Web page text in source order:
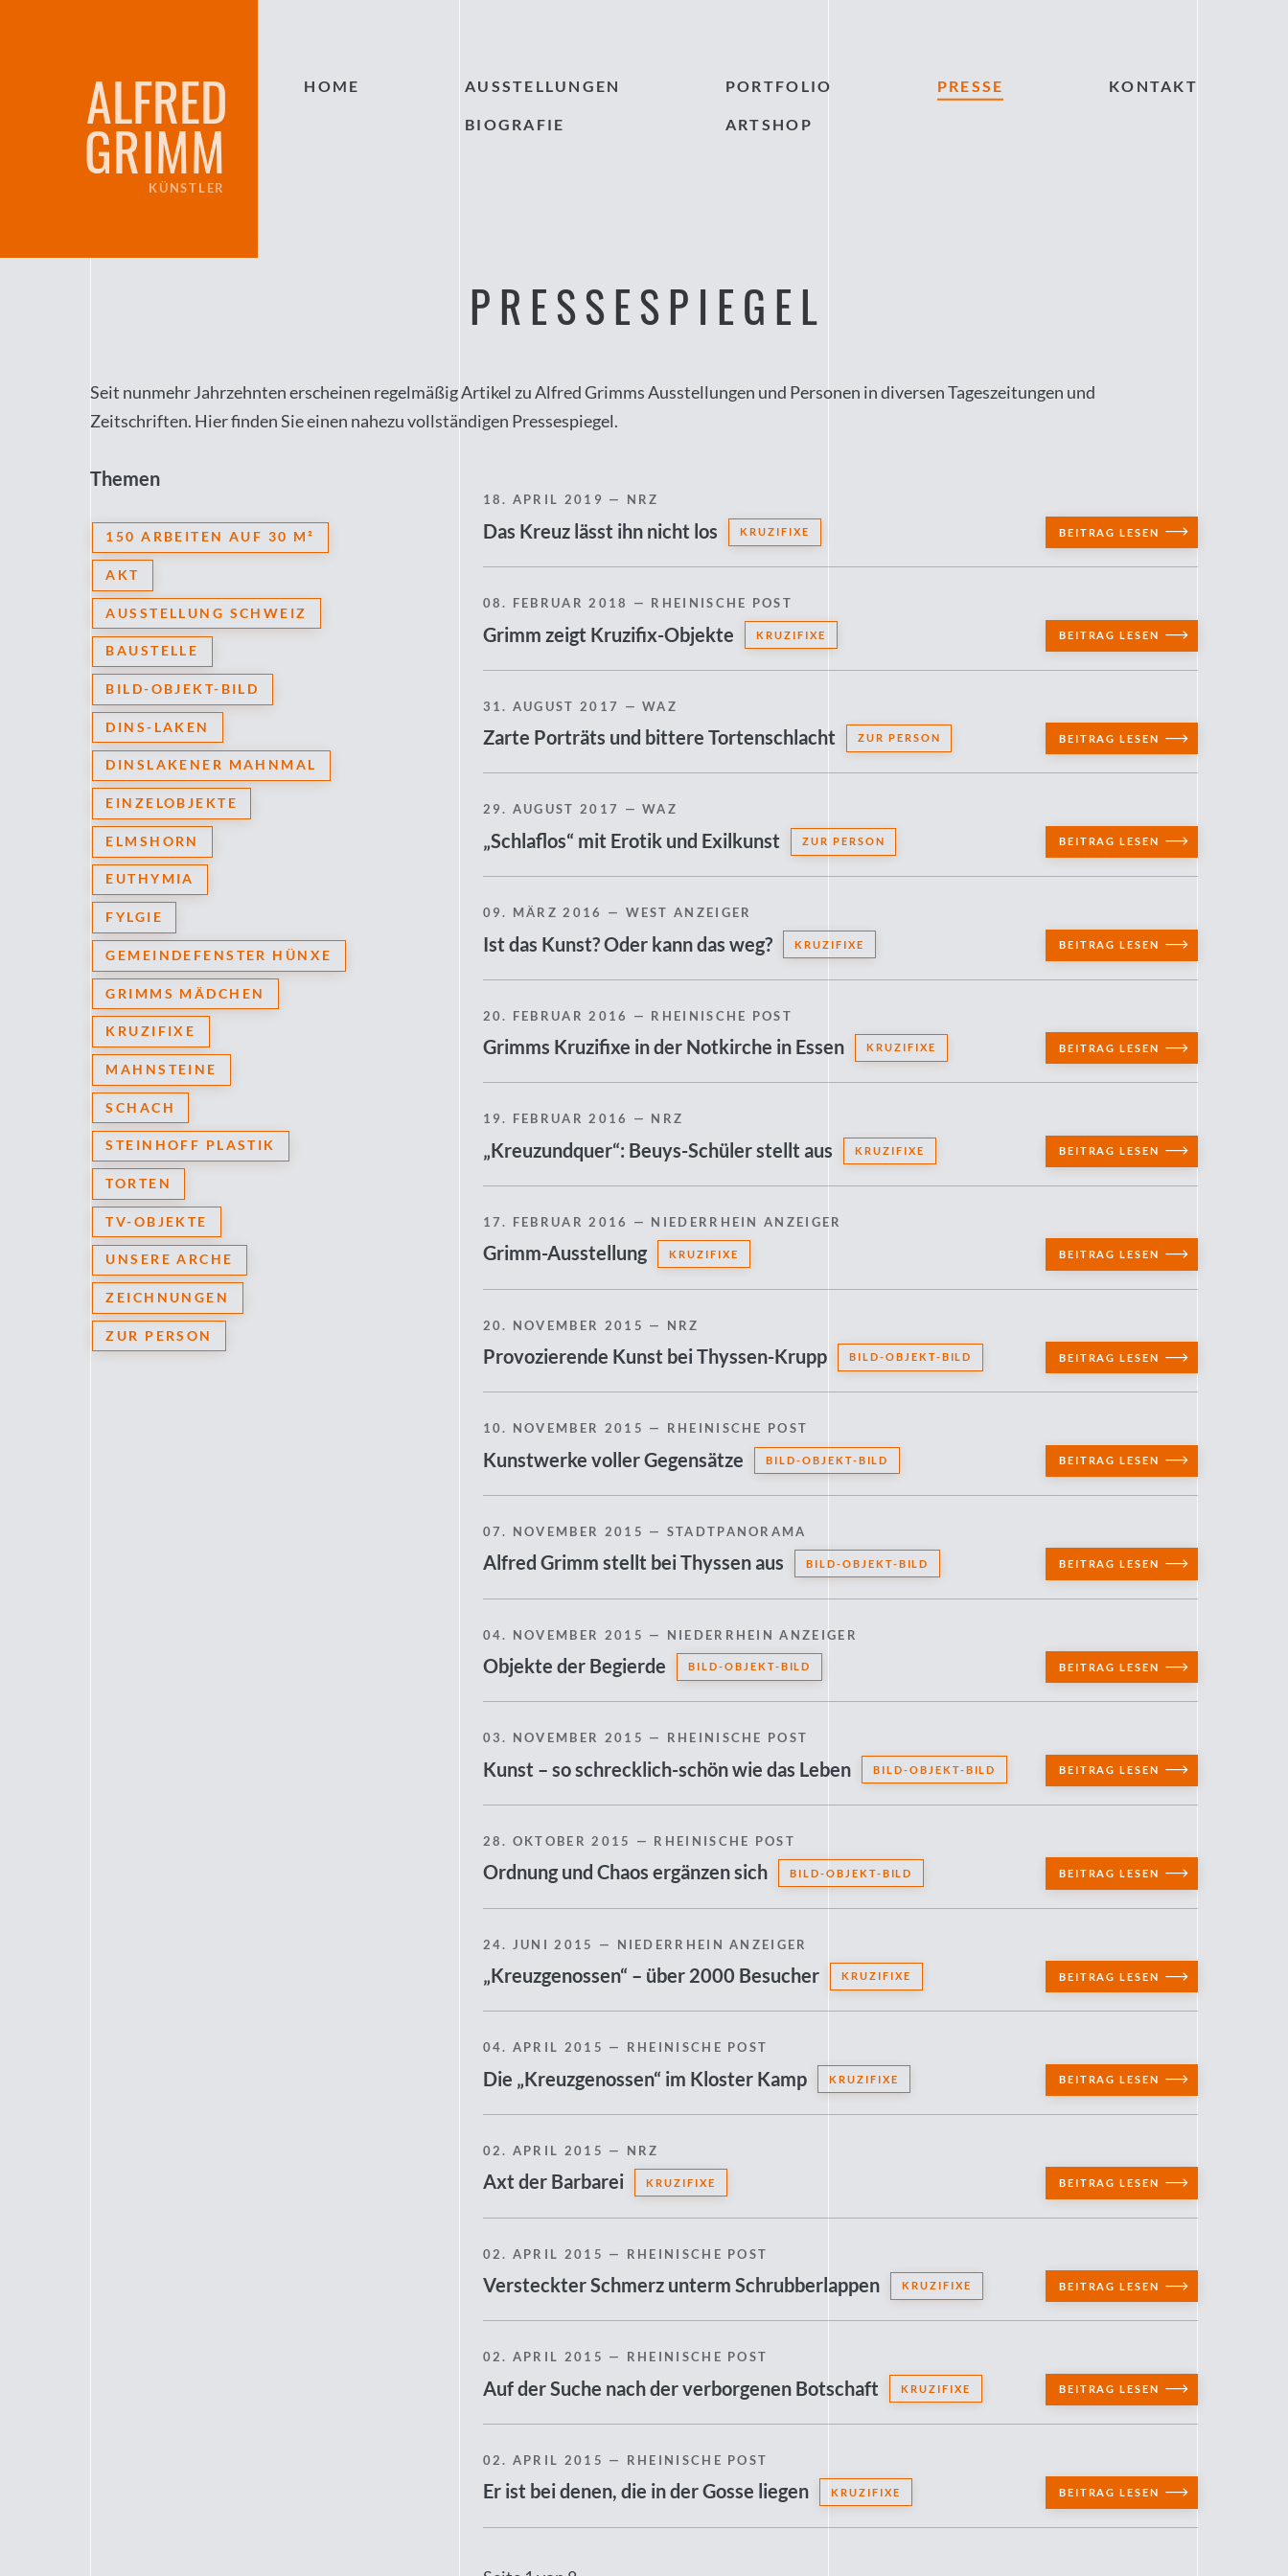
ALFRED
GRIMM
KÜNSTLER
HOME AUSSTELLUNGEN
BIOGRAFIE
PORTFOLIO
ARTSHOP
PRESSE KONTAKT
PRESSESPIEGEL
Seit nunmehr Jahrzehnten erscheinen regelmäßig Artikel zu Alfred Grimms Ausstellungen und Personen in diversen Tageszeitungen und
Zeitschriften. Hier finden Sie einen nahezu vollständigen Pressespiegel.
Themen
150 ARBEITEN AUF 30 M²
AKT
AUSSTELLUNG SCHWEIZ
BAUSTELLE
BILD-OBJEKT-BILD
DINS-LAKEN
DINSLAKENER MAHNMAL
EINZELOBJEKTE
ELMSHORN
EUTHYMIA
FYLGIE
GEMEINDEFENSTER HÜNXE
GRIMMS MÄDCHEN
KRUZIFIXE
MAHNSTEINE
SCHACH
STEINHOFF PLASTIK
TORTEN
TV-OBJEKTE
UNSERE ARCHE
ZEICHNUNGEN
ZUR PERSON
18. APRIL 2019 — NRZ
Das Kreuz lässt ihn nicht los KRUZIFIXE BEITRAG LESEN
08. FEBRUAR 2018 — RHEINISCHE POST
Grimm zeigt Kruzifix-Objekte KRUZIFIXE BEITRAG LESEN
31. AUGUST 2017 — WAZ
Zarte Porträts und bittere Tortenschlacht ZUR PERSON BEITRAG LESEN
29. AUGUST 2017 — WAZ
„Schlaflos“ mit Erotik und Exilkunst ZUR PERSON BEITRAG LESEN
09. MÄRZ 2016 — WEST ANZEIGER
Ist das Kunst? Oder kann das weg? KRUZIFIXE BEITRAG LESEN
20. FEBRUAR 2016 — RHEINISCHE POST
Grimms Kruzifixe in der Notkirche in Essen KRUZIFIXE BEITRAG LESEN
19. FEBRUAR 2016 — NRZ
„Kreuzundquer“: Beuys-Schüler stellt aus KRUZIFIXE BEITRAG LESEN
17. FEBRUAR 2016 — NIEDERRHEIN ANZEIGER
Grimm-Ausstellung KRUZIFIXE BEITRAG LESEN
20. NOVEMBER 2015 — NRZ
Provozierende Kunst bei Thyssen-Krupp BILD-OBJEKT-BILD BEITRAG LESEN
10. NOVEMBER 2015 — RHEINISCHE POST
Kunstwerke voller Gegensätze BILD-OBJEKT-BILD BEITRAG LESEN
07. NOVEMBER 2015 — STADTPANORAMA
Alfred Grimm stellt bei Thyssen aus BILD-OBJEKT-BILD BEITRAG LESEN
04. NOVEMBER 2015 — NIEDERRHEIN ANZEIGER
Objekte der Begierde BILD-OBJEKT-BILD BEITRAG LESEN
03. NOVEMBER 2015 — RHEINISCHE POST
Kunst – so schrecklich-schön wie das Leben BILD-OBJEKT-BILD BEITRAG LESEN
28. OKTOBER 2015 — RHEINISCHE POST
Ordnung und Chaos ergänzen sich BILD-OBJEKT-BILD BEITRAG LESEN
24. JUNI 2015 — NIEDERRHEIN ANZEIGER
„Kreuzgenossen“ – über 2000 Besucher KRUZIFIXE BEITRAG LESEN
04. APRIL 2015 — RHEINISCHE POST
Die „Kreuzgenossen“ im Kloster Kamp KRUZIFIXE BEITRAG LESEN
02. APRIL 2015 — NRZ
Axt der Barbarei KRUZIFIXE BEITRAG LESEN
02. APRIL 2015 — RHEINISCHE POST
Versteckter Schmerz unterm Schrubberlappen KRUZIFIXE BEITRAG LESEN
02. APRIL 2015 — RHEINISCHE POST
Auf der Suche nach der verborgenen Botschaft KRUZIFIXE BEITRAG LESEN
02. APRIL 2015 — RHEINISCHE POST
Er ist bei denen, die in der Gosse liegen KRUZIFIXE BEITRAG LESEN